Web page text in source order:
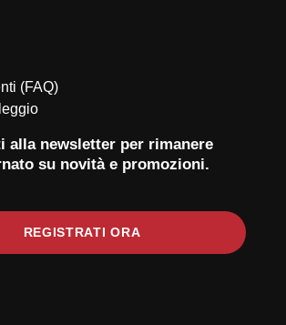
(FAQ)
alla newsletter per rimanere
su novità e promozioni.
REGISTRATI ORA